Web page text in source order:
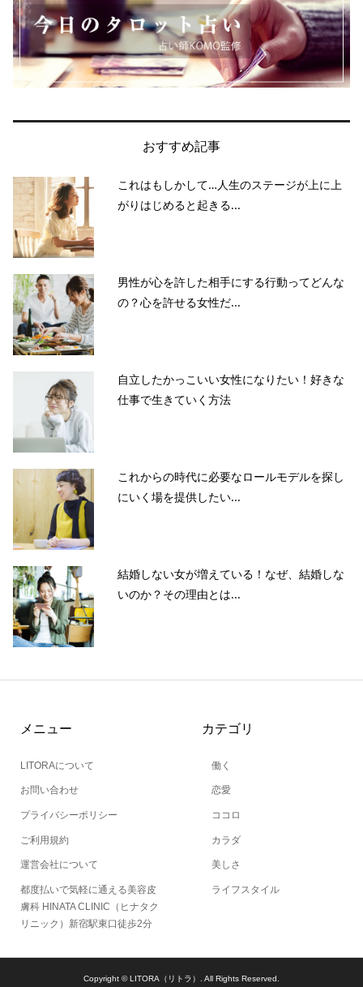
おすすめ記事
これはもしかして…人生のステージが上に上
がりはじめると起きる...
男性が心を許した相手にする行動ってどんな
の？心を許せる女性だ...
自立したかっこいい女性になりたい！好きな
仕事で生きていく方法
これからの時代に必要なロールモデルを探し
にいく場を提供したい...
結婚しない女が増えている！なぜ、結婚しな
いのか？その理由とは...
メニュー
LITORAについて
お問い合わせ
プライバシーポリシー
ご利用規約
運営会社について
都度払いで気軽に通える美容皮
膚科 HINATA CLINIC（ヒナタク
リニック）新宿駅東口徒歩2分
カテゴリ
働く
恋愛
ココロ
カラダ
美しさ
ライフスタイル
Copyright ©LITORA（リトラ）. All Rights Reserved.